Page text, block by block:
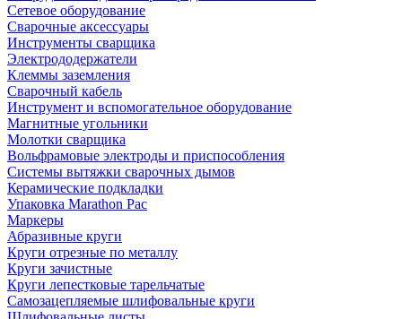
Сетевое оборудование
Сварочные аксессуары
Инструменты сварщика
Электрододержатели
Клеммы заземления
Сварочный кабель
Инструмент и вспомогательное оборудование
Магнитные угольники
Молотки сварщика
Вольфрамовые электроды и приспособления
Системы вытяжки сварочных дымов
Керамические подкладки
Упаковка Marathon Pac
Маркеры
Абразивные круги
Круги отрезные по металлу
Круги зачистные
Круги лепестковые тарельчатые
Самозацепляемые шлифовальные круги